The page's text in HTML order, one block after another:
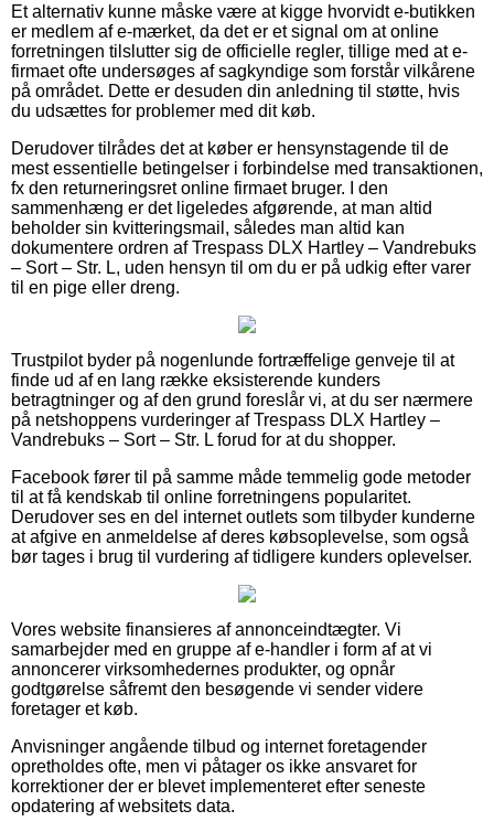
Et alternativ kunne måske være at kigge hvorvidt e-butikken
er medlem af e-mærket, da det er et signal om at online
forretningen tilslutter sig de officielle regler, tillige med at e-
firmaet ofte undersøges af sagkyndige som forstår vilkårene
på området. Dette er desuden din anledning til støtte, hvis
du udsættes for problemer med dit køb.
Derudover tilrådes det at køber er hensynstagende til de
mest essentielle betingelser i forbindelse med transaktionen,
fx den returneringsret online firmaet bruger. I den
sammenhæng er det ligeledes afgørende, at man altid
beholder sin kvitteringsmail, således man altid kan
dokumentere ordren af Trespass DLX Hartley – Vandrebuks
– Sort – Str. L, uden hensyn til om du er på udkig efter varer
til en pige eller dreng.
Trustpilot byder på nogenlunde fortræffelige genveje til at
finde ud af en lang række eksisterende kunders
betragtninger og af den grund foreslår vi, at du ser nærmere
på netshoppens vurderinger af Trespass DLX Hartley –
Vandrebuks – Sort – Str. L forud for at du shopper.
Facebook fører til på samme måde temmelig gode metoder
til at få kendskab til online forretningens popularitet.
Derudover ses en del internet outlets som tilbyder kunderne
at afgive en anmeldelse af deres købsoplevelse, som også
bør tages i brug til vurdering af tidligere kunders oplevelser.
Vores website finansieres af annonceindtægter. Vi
samarbejder med en gruppe af e-handler i form af at vi
annoncerer virksomhedernes produkter, og opnår
godtgørelse såfremt den besøgende vi sender videre
foretager et køb.
Anvisninger angående tilbud og internet foretagender
opretholdes ofte, men vi påtager os ikke ansvaret for
korrektioner der er blevet implementeret efter seneste
opdatering af websitets data.